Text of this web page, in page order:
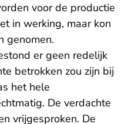
voor de productie
in werking, maar kon
genomen.
er geen redelijk
betrokken zou zijn bij
het hele
De verdachte
vrijgesproken. De